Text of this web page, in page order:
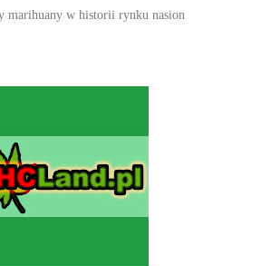
marihuany w historii rynku nasion